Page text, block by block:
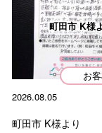
町田市 K様
お
2026.08.05
町田市 K様より
町田市 K様より
査定や手続きが
く、親切に対応
た。…
町田市 I様より